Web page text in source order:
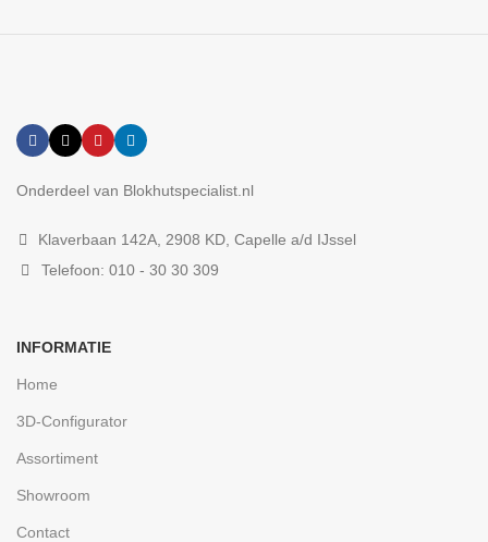
Onderdeel van Blokhutspecialist.nl
Klaverbaan 142A, 2908 KD, Capelle a/d IJssel
Telefoon: 010 - 30 30 309
INFORMATIE
Home
3D-Configurator
Assortiment
Showroom
Contact